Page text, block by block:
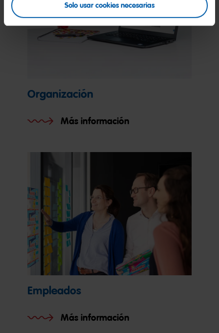
Solo usar cookies necesarias
Organización
Más información
Empleados
Más información